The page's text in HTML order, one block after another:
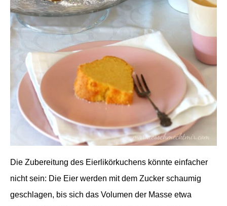
Die Zubereitung des Eierlikörkuchens könnte einfacher
nicht sein: Die Eier werden mit dem Zucker schaumig
geschlagen, bis sich das Volumen der Masse etwa